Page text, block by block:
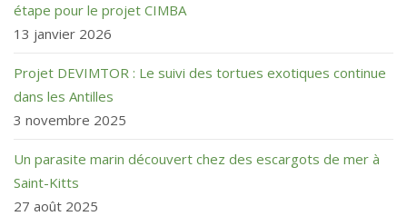
étape pour le projet CIMBA
13 janvier 2026
Projet DEVIMTOR : Le suivi des tortues exotiques continue
dans les Antilles
3 novembre 2025
Un parasite marin découvert chez des escargots de mer à
Saint-Kitts
27 août 2025